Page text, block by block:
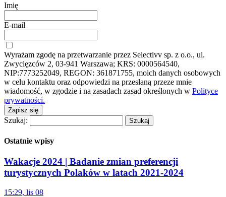
Imię
E-mail
Wyrażam zgodę na przetwarzanie przez Selectivv sp. z o.o., ul.
Zwycięzców 2, 03-941 Warszawa; KRS: 0000564540,
NIP:7773252049, REGON: 361871755, moich danych osobowych
w celu kontaktu oraz odpowiedzi na przesłaną przeze mnie
wiadomość, w zgodzie i na zasadach zasad określonych w Polityce
prywatności.
Zapisz się
Szukaj:
Ostatnie wpisy
Wakacje 2024 | Badanie zmian preferencji
turystycznych Polaków w latach 2021-2024
15:29, lis 08